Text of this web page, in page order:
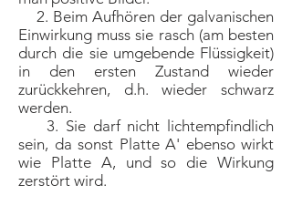
2. Beim Aufhören der galvanischen
Einwirkung muss sie rasch (am besten
durch die sie umgebende Flüssigkeit)
in den ersten Zustand wieder
zurückkehren, d.h. wieder schwarz
werden.
3. Sie darf nicht lichtempfindlich
sein, da sonst Platte A' ebenso wirkt
wie Platte A, und so die Wirkung
zerstört wird.